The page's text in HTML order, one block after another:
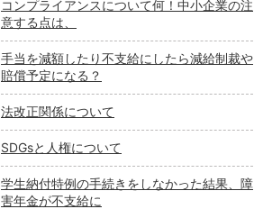
コンプライアンスについて何！中小企業の注
意する点は、
手当を減額したり不支給にしたら減給制裁や
賠償予定になる？
法改正関係について
SDGsと人権について
学生納付特例の手続きをしなかった結果、障
害年金が不支給に